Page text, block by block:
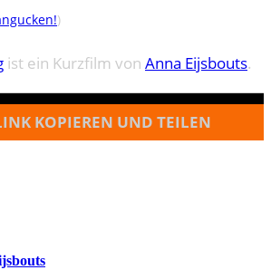
)
ist ein Kurzfilm von Anna Eijsbouts.
KOPIEREN UND TEILEN